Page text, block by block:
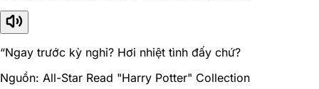
“Ngay trước kỳ nghỉ? Hơi nhiệt tình đấy chứ?
Nguồn: All-Star Read "Harry Potter" Collection